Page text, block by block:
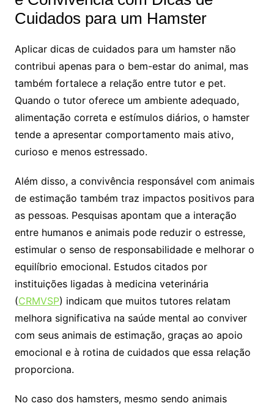
Cuidados para um Hamster
Aplicar dicas de cuidados para um hamster não
contribui apenas para o bem-estar do animal, mas
também fortalece a relação entre tutor e pet.
Quando o tutor oferece um ambiente adequado,
alimentação correta e estímulos diários, o hamster
tende a apresentar comportamento mais ativo,
curioso e menos estressado.
Além disso, a convivência responsável com animais
de estimação também traz impactos positivos para
as pessoas. Pesquisas apontam que a interação
entre humanos e animais pode reduzir o estresse,
estimular o senso de responsabilidade e melhorar o
equilíbrio emocional. Estudos citados por
instituições ligadas à medicina veterinária
(CRMVSP) indicam que muitos tutores relatam
melhora significativa na saúde mental ao conviver
com seus animais de estimação, graças ao apoio
emocional e à rotina de cuidados que essa relação
proporciona.
No caso dos hamsters, mesmo sendo animais